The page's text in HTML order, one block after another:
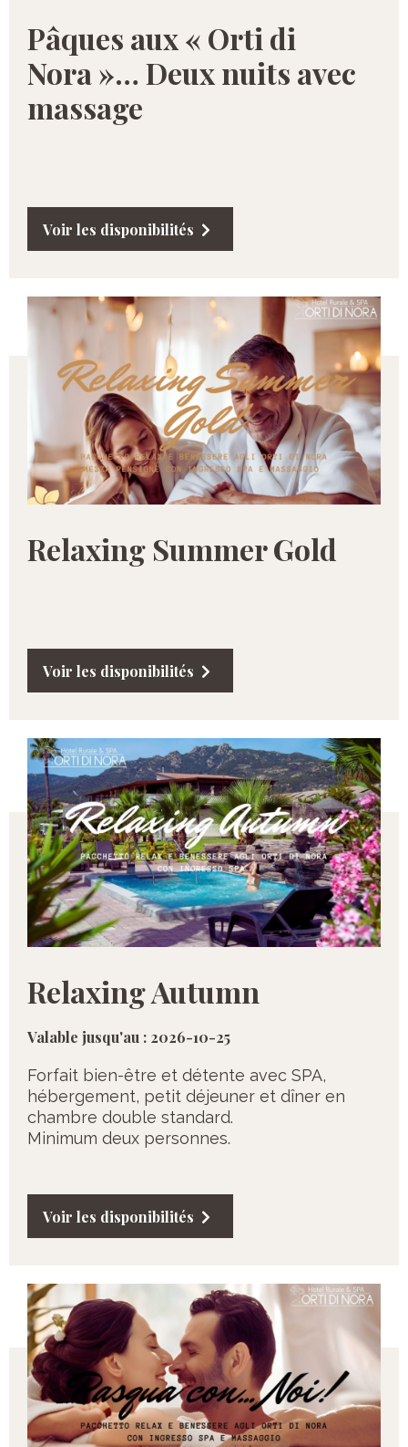
Pâques aux « Orti di
Nora »… Deux nuits avec
massage
Voir les disponibilités
Relaxing Summer Gold
Voir les disponibilités
Relaxing Autumn
Valable jusqu'au : 2026-10-25
Forfait bien-être et détente avec SPA,
hébergement, petit déjeuner et dîner en
chambre double standard.
Minimum deux personnes.
Voir les disponibilités